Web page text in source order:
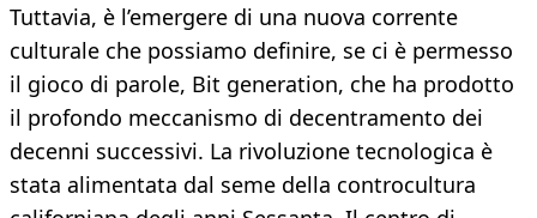
Tuttavia, è l’emergere di una nuova corrente
culturale che possiamo definire, se ci è permesso
il gioco di parole, Bit generation, che ha prodotto
il profondo meccanismo di decentramento dei
decenni successivi. La rivoluzione tecnologica è
stata alimentata dal seme della controcultura